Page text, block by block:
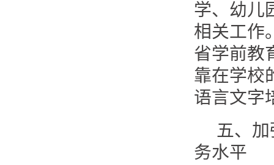
学、幼儿
相关工作
省学前教
靠在学校
语言文字
五、
务水平